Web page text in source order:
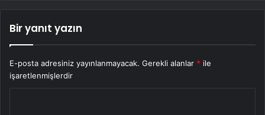
Bir yanıt yazın
E-posta adresiniz yayınlanmayacak. Gerekli alanlar * ile
işaretlenmişlerdir